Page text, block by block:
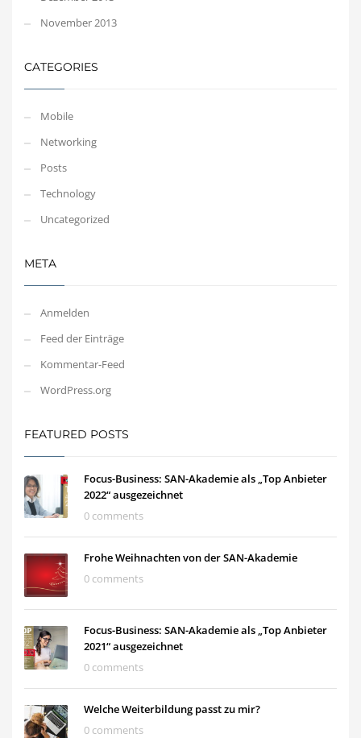
November 2013
CATEGORIES
Mobile
Networking
Posts
Technology
Uncategorized
META
Anmelden
Feed der Einträge
Kommentar-Feed
WordPress.org
FEATURED POSTS
Focus-Business: SAN-Akademie als „Top Anbieter
2022“ ausgezeichnet
0 comments
Frohe Weihnachten von der SAN-Akademie
0 comments
Focus-Business: SAN-Akademie als „Top Anbieter
2021“ ausgezeichnet
0 comments
Welche Weiterbildung passt zu mir?
0 comments